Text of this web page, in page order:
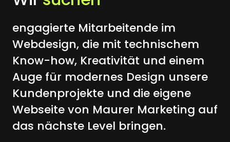
engagierte Mitarbeitende im
Webdesign, die mit technischem
Know-how, Kreativität und einem
Auge für modernes Design unsere
Kundenprojekte und die eigene
Webseite von Maurer Marketing auf
das nächste Level bringen.